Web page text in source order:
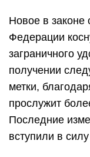
Новое в законе
Федерации
заграничного
получении
метки,
прослужит
Последние
вступили в